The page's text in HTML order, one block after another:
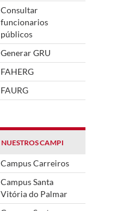
Consultar
funcionarios
públicos
Generar GRU
FAHERG
FAURG
NUESTROS CAMPI
Campus Carreiros
Campus Santa
Vitória do Palmar